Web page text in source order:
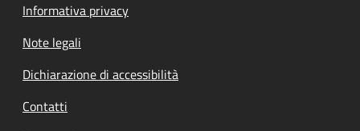
Informativa privacy
Note legali
Dichiarazione di accessibilità
Contatti